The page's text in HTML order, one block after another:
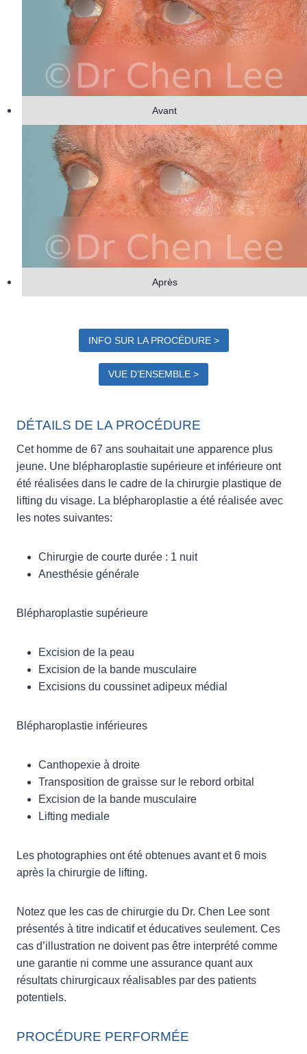
Avant
Après
INFO SUR LA PROCÉDURE >
VUE D’ENSEMBLE >
DÉTAILS DE LA PROCÉDURE
Cet homme de 67 ans souhaitait une apparence plus
jeune. Une blépharoplastie supérieure et inférieure ont
été réalisées dans le cadre de la chirurgie plastique de
lifting du visage. La blépharoplastie a été réalisée avec
les notes suivantes:
Chirurgie de courte durée : 1 nuit
Anesthésie générale
Blépharoplastie supérieure
Excision de la peau
Excision de la bande musculaire
Excisions du coussinet adipeux médial
Blépharoplastie inférieures
Canthopexie à droite
Transposition de graisse sur le rebord orbital
Excision de la bande musculaire
Lifting mediale
Les photographies ont été obtenues avant et 6 mois
après la chirurgie de lifting.
Notez que les cas de chirurgie du Dr. Chen Lee sont
présentés à titre indicatif et éducatives seulement. Ces
cas d’illustration ne doivent pas être interprété comme
une garantie ni comme une assurance quant aux
résultats chirurgicaux réalisables par des patients
potentiels.
PROCÉDURE PERFORMÉE